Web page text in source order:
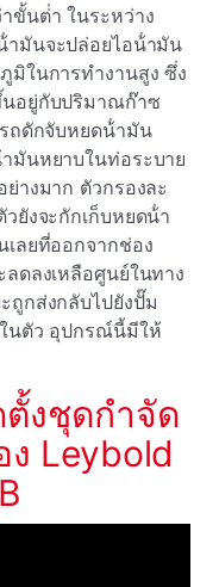
ขั้นต่ํา ในระหว่าง
ามันจะปล่อยไอน้ํามัน
มิในการทํางานสูงซึ่ง
นอยู่กับปริมาณก๊าซ
ถดักจับหยดน้ํามัน
มันหยาบในท่อระบาย
างมาก ตัวกรองละ
ยังจะกักเก็บหยดน้ํา
ลยที่ออกจากช่อง
ดลงเหลือศูนย์ในทาง
ถูกส่งกลับไปยังปั๊ม
นตัว อุปกรณ์นี้มีให้
งชุดกําจัด
Leybold